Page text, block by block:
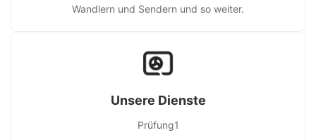
Wandlern und Sendern und so weiter.
Unsere Dienste
Prüfung1